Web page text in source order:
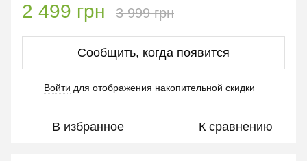
2 499 грн 3 999 грн
Сообщить, когда появится
Войти для отображения накопительной скидки
В избранное К сравнению